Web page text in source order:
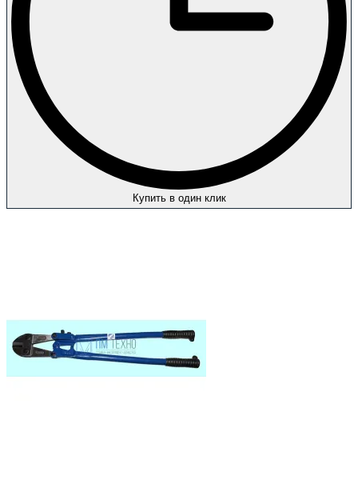
Купить в один клик